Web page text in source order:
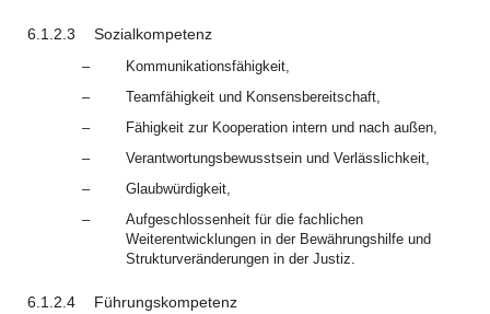
6.1.2.3 Sozialkompetenz
–
Kommunikationsfähigkeit,
–
Teamfähigkeit und Konsensbereitschaft,
–
Fähigkeit zur Kooperation intern und nach außen,
–
Verantwortungsbewusstsein und Verlässlichkeit,
–
Glaubwürdigkeit,
–
Aufgeschlossenheit für die fachlichen
Weiterentwicklungen in der Bewährungshilfe und
Strukturveränderungen in der Justiz.
6.1.2.4 Führungskompetenz